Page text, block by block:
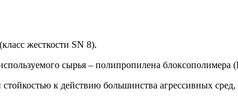
жесткости SN 8).
сырья – полипропилена блоксополимера
к действию большинства агрессивных